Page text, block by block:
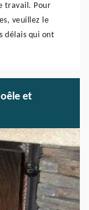
travail. Pour
veuillez le
délais qui ont
et